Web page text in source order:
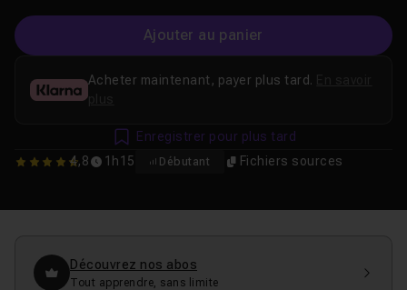
Ajouter au panier
4.8 4,8 1h15 Débutant Fichiers sources
Acheter maintenant, payer plus tard.
plus
Enregistrer pour plus tard
Découvrez nos abos
Tout apprendre, sans limite